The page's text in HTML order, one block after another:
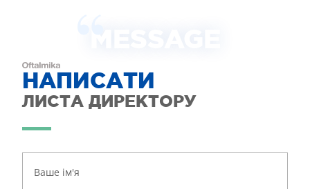
НАПИСАТИ
ЛИСТА ДИРЕКТОРУ